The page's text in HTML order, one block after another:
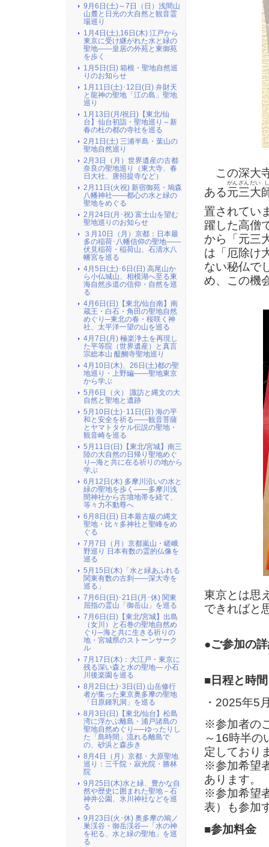
この深大
ある元
がん
三
ざん
大
だい し
置されてい
躍した高僧
から「元三
は「厄除け
ない秘仏で
め、この機
東京とは思
できればと
●ご参加の
■日程と時間
・2025年5
※参加者の
～16時半の
定しており
※参加希望
あります。
※参加希望
表）も参加
■参加料金
9月6日(土)～7日（日）浅間山
山麓と日光の大自然と観音霊
場巡り
1月4日(土),16日(木) 江戸から
東京に受け継がれた水と緑の
聖地――皇居の外苑と東御苑
を歩く
1月5日(日) 箱根・聖地自然巡
りのお知らせ
1月11日(土)･12日(日) 弁財天
と龍神の聖地「江の島」聖地
巡り
1月13日(月/祝日)【東北/仙
台】仙台初詣・聖地巡り～新
春の杜の都の寺社を巡る
2月1日(土) 三浦半島・葉山の
聖地自然巡り
2月3日（月）世界遺産の古都
奈良の聖地巡り（東大寺、春
日大社、唐招提寺など）
2月11日(火祝) 新宿御苑・鳩森
八幡神社――都心の水と緑の
聖地をめぐる
2月24日(月･祝) 富士山を望む
聖地巡りのお知らせ
３月10日（月）京都：日本最
多の稲荷･八幡信仰の聖地――
伏見稲荷・稲荷山、石清水八
幡宮を巡る
4月5日(土)･6日(日) 高尾山か
ら小仏城山、相模湖へ至る東
海自然歩道の信仰・自然を巡
る
4月6日(日)【東北/仙台南】南
蔵王・白石・角田の聖地自然
めぐり─東北の春・桜咲く神
社、太平洋一望の山を巡る
4月7日(月) 極楽浄土を再現し
た平等院（世界遺産）と真言
宗総本山 醍醐寺聖地巡り
4月10日(木)、26日(土)都の聖
地巡り・上野編――聖地東京
から学ぶ
5月6日（火） 諏訪と縄文の大
自然と聖地と遺跡
5月10日(土)･11日(日) 海の平
和と安全を祈る――観音菩薩
とヤマトタケル伝説の聖地・
観音崎を巡る
5月11日(日)【東北/宮城】南三
陸の大自然の日帰り聖地めぐ
り─海と共に在る祈りの地から
学ぶ
6月12日(木) 多摩川沿いの水と
緑の聖地を歩く――多摩川浅
間神社から古墳地帯を経て、
等々力不動尊へ
6月8日(日) 日本最古級の縄文
聖地・比々多神社と聖峰をめ
ぐる
7月7日（月）京都嵐山・嵯峨
野巡り 日本有数の霊的仏像を
巡る
5月15日(木)「水と緑あふれる
関東有数の古刹――深大寺を
巡る」
7月6日(日)･21日(月･休) 関東
屈指の霊山「御岳山」を巡る
7月6日(日)【東北/宮城】出島
（女川）と石巻の聖地自然め
ぐり─海と共に生きる祈りの
地・宮城県のストーンサーク
ル
7月17日(木)：大江戸・東京に
残る深い森と水の聖地― 小石
川後楽園を巡る
8月2日(土)･3日(日) 山岳修行
者が集った東京奥多摩の聖地
「日原鍾乳洞」を巡る
8月3日(日)【東北/仙台】松島
湾に浮かぶ離島・浦戸諸島の
聖地自然めぐり──ゆったりし
た「島時間」流れる離島で
の、砂浜と森歩き
8月4日（月）京都・大原聖地
巡り：三千院・寂光院・勝林
院
9月25日(木)水と緑、豊かな自
然や歴史に囲まれた聖地－石
神井公園、氷川神社などを巡
る
9月23日(火･休) 奥多摩の鳩ノ
巣渓谷・御岳渓谷―「水の神
を祀る、水と緑の聖地」を巡
る